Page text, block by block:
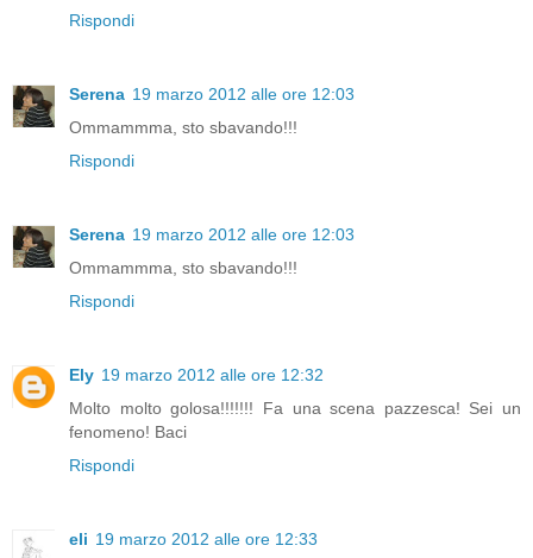
Rispondi
Serena 19 marzo 2012 alle ore 12:03
Ommammma, sto sbavando!!!
Rispondi
Serena 19 marzo 2012 alle ore 12:03
Ommammma, sto sbavando!!!
Rispondi
Ely 19 marzo 2012 alle ore 12:32
Molto molto golosa!!!!!!! Fa una scena pazzesca! Sei un
fenomeno! Baci
Rispondi
eli 19 marzo 2012 alle ore 12:33